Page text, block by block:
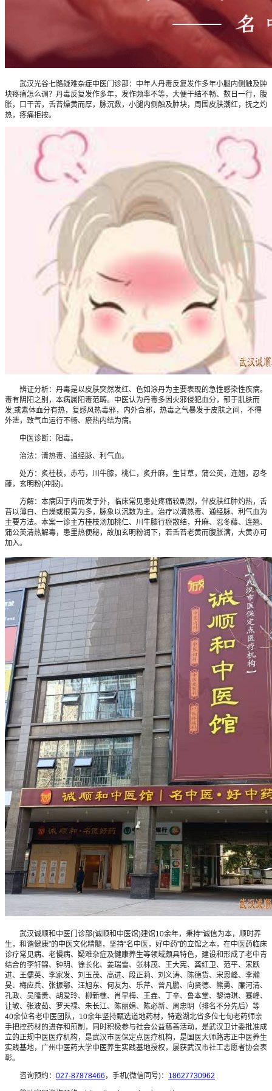
武汉光谷七路疑难杂症中医门诊部：中年人丹毒反复发作多年小腿内侧触及肿
块疼痛怎么调？丹毒反复发作多年，发作频率不等，大便干结不畅、数日一行，腹
胀，口干苦，舌苔燥黄而厚，脉沉数，小腿内侧触及肿块，周围皮肤潮红，抚之灼
热，疼痛拒按。
辨证分析：丹毒是以皮肤突然发红、色如涂丹为主要表现的急性感染性疾病。
毒有阴阳之别，本病属阳毒范畴。中医认为丹毒多因火邪侵犯血分，郁于肌肤而
发;或素体血分有热，复感风热毒邪，内外合邪，热毒之气暴发于皮肤之间，不得
外泄，致气血运行不畅、瘀热内结为病。
中医诊断：阳毒。
治法：清热毒、通经脉、利气血。
处方：炙桂枝，赤芍，川牛膝，桃仁，炙升麻，生甘草，蒲公英，连翘，忍冬
藤，玄明粉(冲服)。
方解：本病因于内而发于外，临床常见患处疼痛较剧烈，伴皮肤红肿灼热，舌
苔以薄白、白燥或根黄为多，脉象以沉数为主。治疗以清热毒、通经脉、利气血为
主要方法。本案一诊主方桂枝汤加桃仁、川牛膝行瘀散结，升麻、忍冬藤、连翘、
蒲公英清热解毒，患里热便秘，故加玄明粉润下，若舌苔老黄而腹胀满，大黄亦可
加入。
武汉诚顺和中医门诊部(诚顺和中医馆)建馆10余年，秉持“诚信为本，顺时养
生，和谐健康”的中医文化精髓，坚持“名中医，好中药”的立馆之本，在中医药临床
诊疗常见病、老慢病、疑难杂症及健康养生等领域颇具特色，建设和形成了老中青
结合的李轩锦、钟明、徐长化、姜瑞雪、张林茂、王大宪、龚红卫、范平、宋跃
进、王儒英、李家发、刘玉茂、高进、段正莉、刘义涛、陈德货、宋恩峰、李瀚
旻、梅应兵、张振鄂、汪旭东、何友为、乐芹、曾凡鹏、向贤德、熊勇、廉河清、
孔政、吴隆贵、胡爱玲、柳新樵、肖早梅、王垚、丁辛、鲁本堂、黎诗琪、蹇峰、
让敏、张波茹、罗天禄、朱长江、陈丽娟、陈必新、周忠明（排名不分先后）等
40余位名老中医团队，10余年坚持甄选道地药材，特邀湖北省多位七旬老药师亲
手把控药材的进存和煎制，同时积极参与社会公益慈善活动，是武汉卫计委批准成
立的正规中医医疗机构，是武汉市医保定点医疗机构，是国医大师路志正中医养生
实践基地，广州中医药大学中医养生实践基地授权，屡获武汉市社工志愿者协会表
彰。
咨询预约： 027-87878466 ，手机(微信同号)： 18627730962